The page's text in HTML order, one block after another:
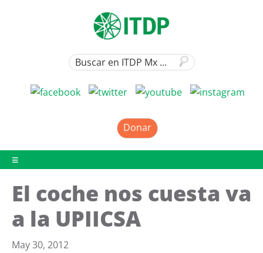
Donar
El coche nos cuesta va
a la UPIICSA
May 30, 2012